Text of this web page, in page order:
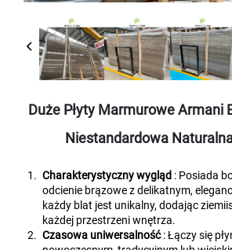
Duże Płyty Marmurowe Armani
Niestandardowa
Charakterystyczny wygląd : Posiada
odcienie brązowe z delikatnym,
każdy blat jest unikalny, dodając
każdej przestrzeni wnętrza.
Czasowa uniwersalność: Łączy się